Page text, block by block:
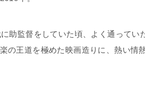
助監督をしていた頃、よく通ってい
の王道を極めた映画造りに、熱い情